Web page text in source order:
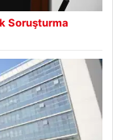
Soruşturma